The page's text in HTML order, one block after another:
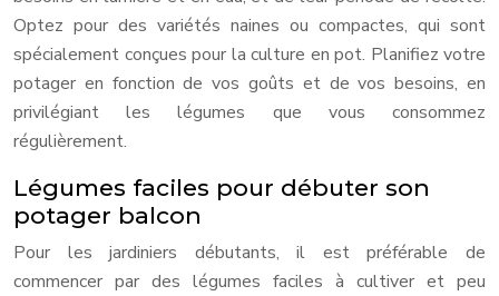
Optez pour des variétés naines ou compactes, qui sont
spécialement conçues pour la culture en pot. Planifiez votre
potager en fonction de vos goûts et de vos besoins, en
privilégiant les légumes que vous consommez
régulièrement.
Légumes faciles pour débuter son
potager balcon
Pour les jardiniers débutants, il est préférable de
commencer par des légumes faciles à cultiver et peu